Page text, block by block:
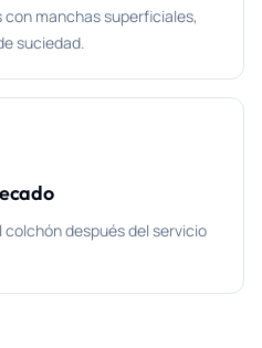
manchas superficiales,
suciedad.
después del servicio